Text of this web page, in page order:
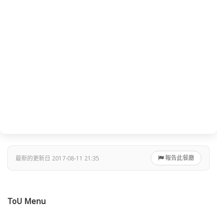
最新的更新日 2017-08-11 21:35 報告此餐廳
ToU Menu